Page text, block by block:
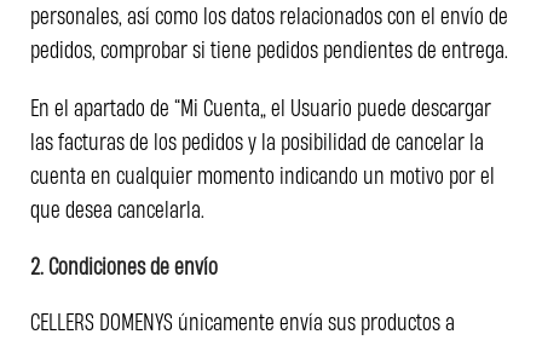
personales, así como los datos relacionados con el envío de
pedidos, comprobar si tiene pedidos pendientes de entrega.
En el apartado de “Mi Cuenta” el Usuario puede descargar
las facturas de los pedidos y la posibilidad de cancelar la
cuenta en cualquier momento indicando un motivo por el
que desea cancelarla.
2. Condiciones de envío
CELLERS DOMENYS únicamente envía sus productos a